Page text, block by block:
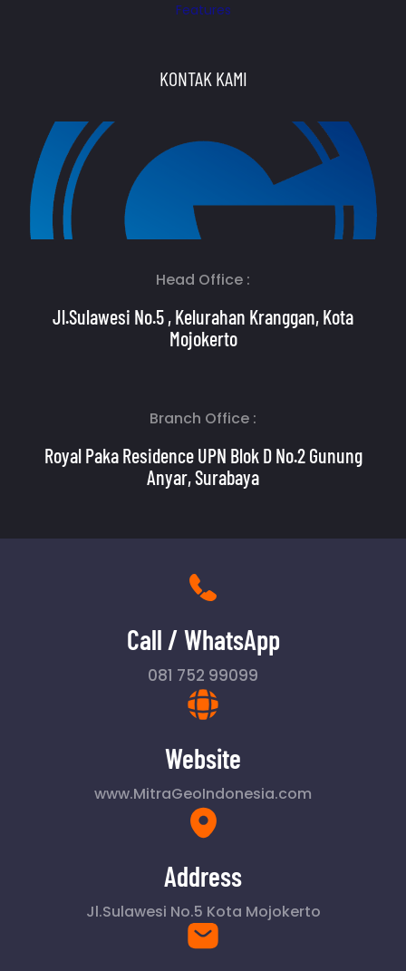
Features
KONTAK KAMI
Head Office :
Jl.Sulawesi No.5 , Kelurahan Kranggan, Kota
Mojokerto
Branch Office :
Royal Paka Residence UPN Blok D No.2 Gunung
Anyar, Surabaya
Call / WhatsApp
081 752 99099
Website
www.MitraGeoIndonesia.com
Address
Jl.Sulawesi No.5 Kota Mojokerto